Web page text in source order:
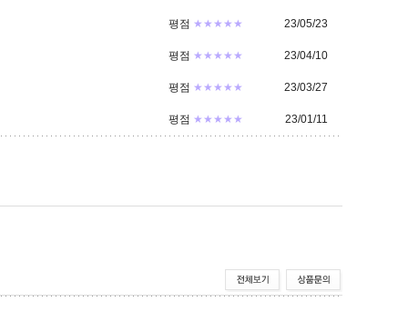
평점 ★★★★★ 23/05/23
평점 ★★★★★ 23/04/10
평점 ★★★★★ 23/03/27
평점 ★★★★★ 23/01/11